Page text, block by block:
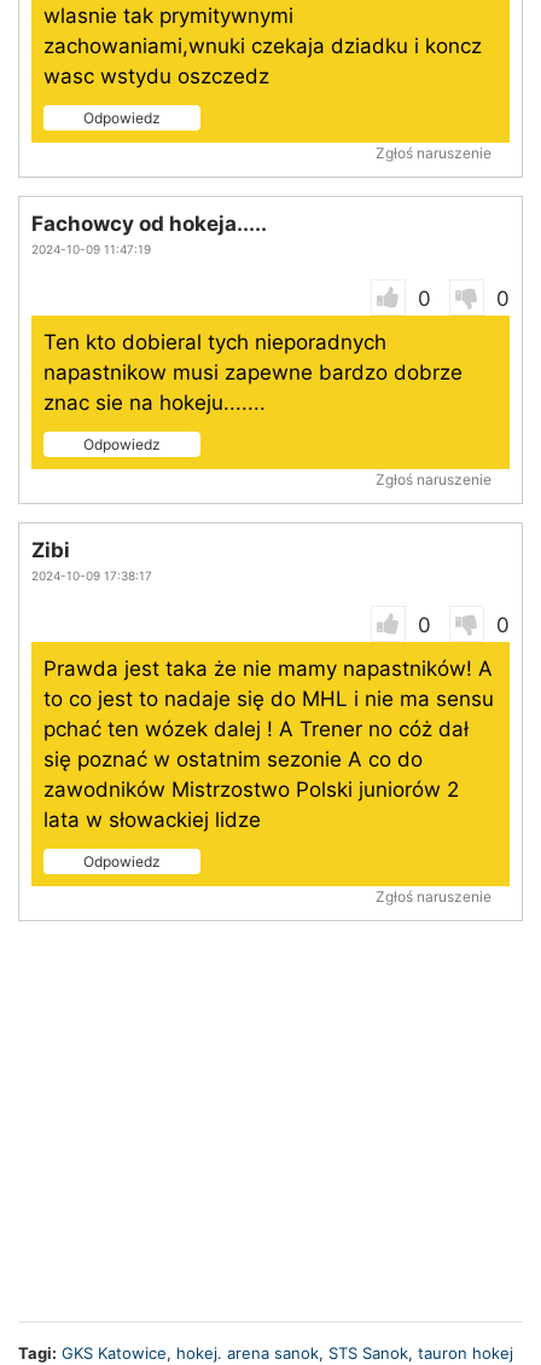
wlasnie tak prymitywnymi
zachowaniami,wnuki czekaja dziadku i koncz
wasc wstydu oszczedz
Odpowiedz
Zgłoś naruszenie
Fachowcy od hokeja.....
2024-10-09 11:47:19
0
0
Ten kto dobieral tych nieporadnych
napastnikow musi zapewne bardzo dobrze
znac sie na hokeju.......
Odpowiedz
Zgłoś naruszenie
Zibi
2024-10-09 17:38:17
0
0
Prawda jest taka że nie mamy napastników! A
to co jest to nadaje się do MHL i nie ma sensu
pchać ten wózek dalej ! A Trener no cóż dał
się poznać w ostatnim sezonie A co do
zawodników Mistrzostwo Polski juniorów 2
lata w słowackiej lidze
Odpowiedz
Zgłoś naruszenie
Tagi: GKS Katowice, hokej. arena sanok, STS Sanok, tauron hokej